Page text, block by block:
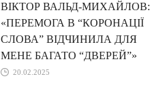
ВІКТОР ВАЛЬД-МИХАЙЛОВ:
«ПЕРЕМОГА В “КОРОНАЦІЇ
СЛОВА” ВІДЧИНИЛА ДЛЯ
МЕНЕ БАГАТО “ДВЕРЕЙ”»
20.02.2025